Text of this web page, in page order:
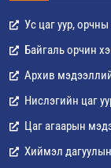
Ус цаг уур,
Байгаль орчин
Архив
Нислэгийн цаг
Цаг агаарын
Хиймэл